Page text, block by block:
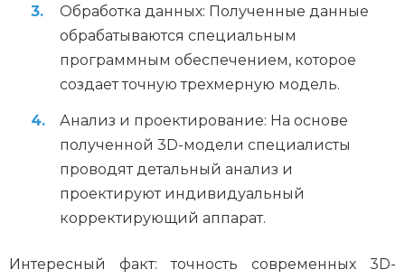
Обработка данных: Полученные данные
обрабатываются специальным
программным обеспечением, которое
создает точную трехмерную модель.
Анализ и проектирование: На основе
полученной 3D-модели специалисты
проводят детальный анализ и
проектируют индивидуальный
корректирующий аппарат.
Интересный факт: точность современных 3D-